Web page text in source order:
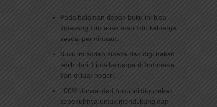
Pada halaman depan buku ini bisa
dipasang foto anak atau foto keluarga
sesuai permintaan.
Buku ini sudah dibaca dan digunakan
lebih dari 1 juta keluarga di Indonesia
dan di luar negeri.
100% donasi dari buku ini digunakan
sepenuhnya untuk mendukung dan